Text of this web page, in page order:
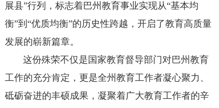
展县”行列， 标志着巴州教育事业实现从“基本均
衡”到“优质均衡”的历史性跨越， 开启了教育高质量
发展的崭新篇章。
这份殊荣不仅是国家教育督导部门对巴州教育
工作的充分肯定， 更是全州教育工作者凝心聚力、
砥砺奋进的丰硕成果， 凝聚着广大教育工作者的辛